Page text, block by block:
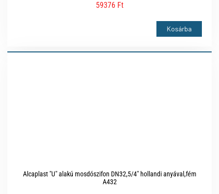
59376 Ft
Kosárba
Alcaplast "U" alakú mosdószifon DN32,5/4" hollandi anyával,fém
A432